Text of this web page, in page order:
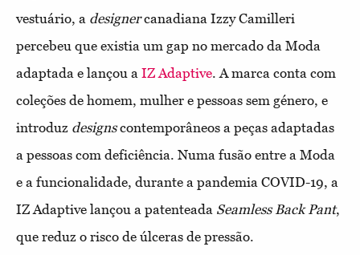
vestuário, a designercanadiana Izzy Camilleri
percebeu que existia um gap no mercado da Moda
adaptada e lançou a IZ Adaptive. A marca conta com
coleções de homem, mulher e pessoas sem género, e
introduz designscontemporâneos a peças adaptadas
a pessoas com deficiência. Numa fusão entre a Moda
e a funcionalidade, durante a pandemia COVID-19, a
IZ Adaptive lançou a patenteada Seamless Back Pant,
que reduz o risco de úlceras de pressão.